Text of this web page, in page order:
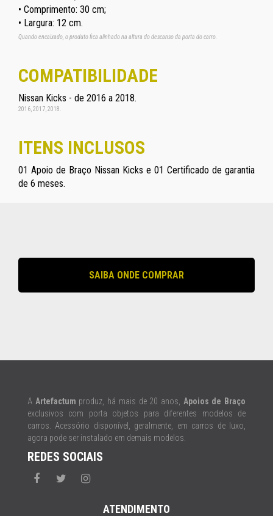
• Comprimento: 30 cm;
• Largura: 12 cm.
Quando encaixado, o produto fica alinhado na altura do descanso da porta do carro.
COMPATIBILIDADE
Nissan Kicks - de 2016 a 2018.
2016, 2017, 2018.
ITENS INCLUSOS
01 Apoio de Braço Nissan Kicks e 01 Certificado de garantia
de 6 meses.
SAIBA ONDE COMPRAR
A Artefactum produz, há mais de 20 anos, Apoios de Braço
exclusivos com porta objetos para diferentes modelos de
carros. Acessório disponível, geralmente, em carros de luxo,
agora pode ser instalado em demais modelos.
REDES SOCIAIS
ATENDIMENTO